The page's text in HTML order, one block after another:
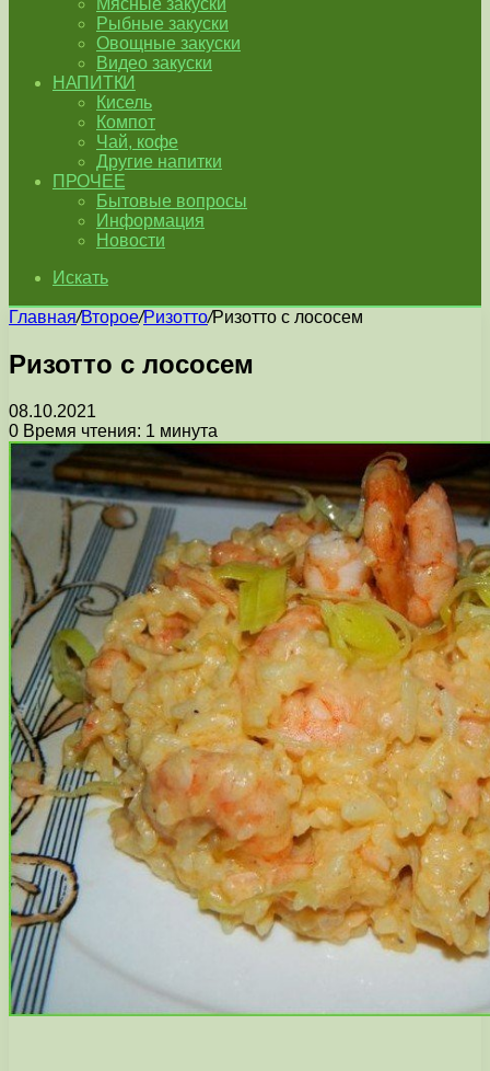
Мясные закуски
Рыбные закуски
Овощные закуски
Видео закуски
НАПИТКИ
Кисель
Компот
Чай, кофе
Другие напитки
ПРОЧЕЕ
Бытовые вопросы
Информация
Новости
Искать
Главная/Второе/Ризотто/Ризотто с лососем
Ризотто с лососем
08.10.2021
0 Время чтения: 1 минута